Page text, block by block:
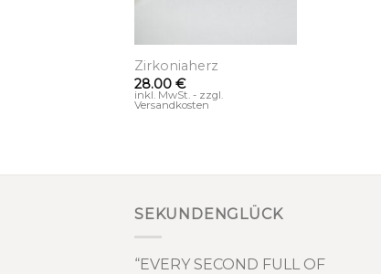
Zirkoniaherz
28.00 €
inkl. MwSt. - zzgl.
Versandkosten
SEKUNDENGLÜCK
“EVERY SECOND FULL OF